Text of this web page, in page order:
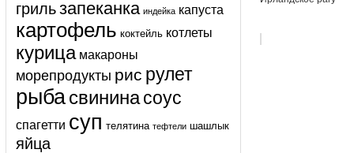
грильзапеканка индейка капуста
картофель коктейль котлеты
курица макароны
морепродукты рис рулет
рыбасвининасоус
спагетти суп телятина тефтели шашлык
яйца